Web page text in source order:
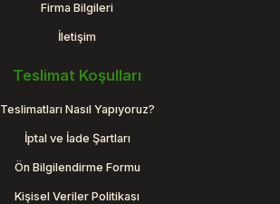
Firma Bilgileri
İletişim
Teslimat Koşulları
Teslimatları Nasıl Yapıyoruz?
İptal ve İade Şartları
Ön Bilgilendirme Formu
Kişisel Veriler Politikası